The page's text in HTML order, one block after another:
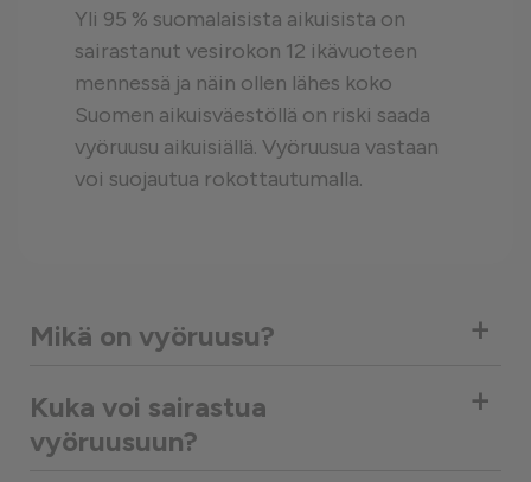
Yli 95 % suomalaisista aikuisista on
sairastanut vesirokon 12 ikävuoteen
mennessä ja näin ollen lähes koko
Suomen aikuisväestöllä on riski saada
vyöruusu aikuisiällä. Vyöruusua vastaan
voi suojautua rokottautumalla.
Mikä on vyöruusu? +
Kuka voi sairastua
vyöruusuun?
+